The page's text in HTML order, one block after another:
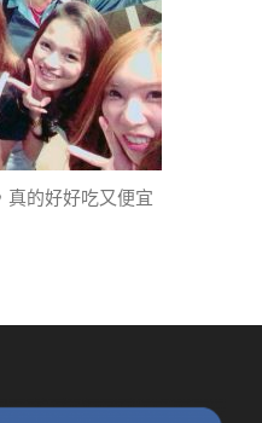
真的好好吃又便宜